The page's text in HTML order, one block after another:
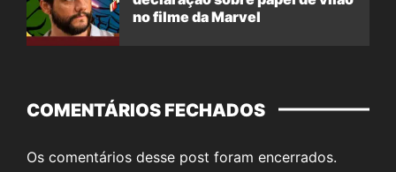
no filme da Marvel
COMENTÁRIOS FECHADOS
Os comentários desse post foram encerrados.